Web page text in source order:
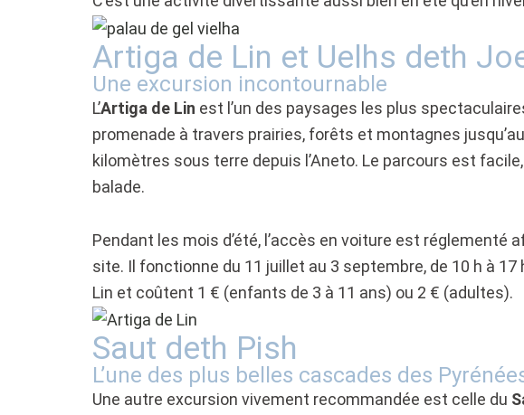
Artiga de Lin et Uelhs deth
Une excursion incontournable
L’Artiga de Lin est l’un des paysages les plus
promenade à travers prairies, forêts et montagnes
kilomètres sous terre depuis l’Aneto. Le parcours est
balade.
Pendant les mois d’été, l’accès en voiture est réglementé
site. Il fonctionne du 11 juillet au 3 septembre, de 10 h à
Lin et coûtent 1 € (enfants de 3 à 11 ans) ou 2 € (adultes).
Saut deth Pish
L’une des plus belles cascades des
Une autre excursion vivement recommandée est celle du